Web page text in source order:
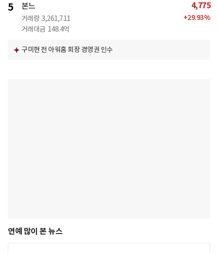
5 본느
거래량 3,261,711
거래대금 148.4억
4,775
+29.93%
구미현 전 아워홈 회장 경영권 인수
연예 많이 본 뉴스